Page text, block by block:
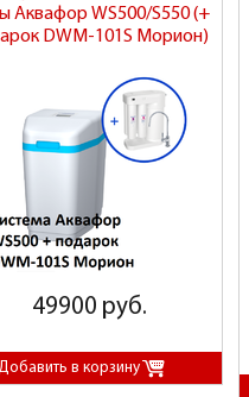
Аквафор WS500/S550 (+
DWM-101S Морион)
49900 руб.